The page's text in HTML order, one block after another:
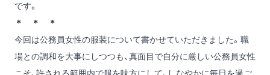
です。
＊ ＊ ＊
今回は公務員女性の服装について書かせていただきました。職
場との調和を大事にしつつも、真面目で自分に厳しい公務員女性
こそ、許される範囲内で服を味方にして、しなやかに毎日を過ご